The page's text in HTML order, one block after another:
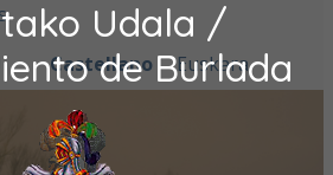
Udala /
de Burlada
Castellano Euskara